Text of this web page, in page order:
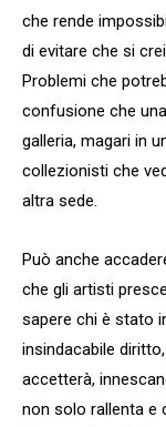
che rende
di evitare che si
Problemi che
confusione che
galleria, magari in
collezionisti che
altra sede.
Può anche
che gli artisti
sapere chi è stato
insindacabile
accetterà,
non solo rallenta e